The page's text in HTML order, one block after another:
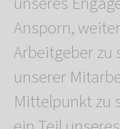
Ansporn,
Arbeitgeber zu
unserer
Mittelpunkt zu